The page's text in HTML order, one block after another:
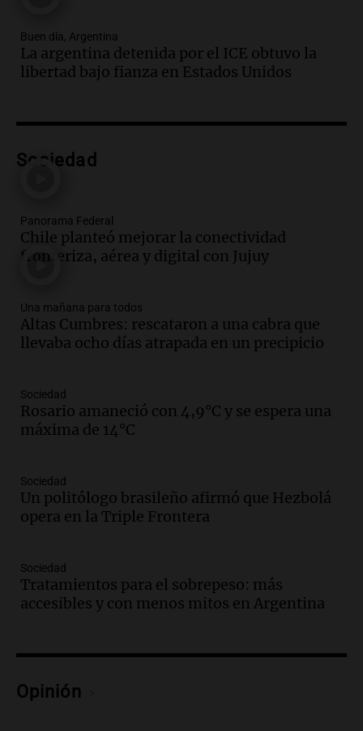
Audio.La inflación en Buenos Aires se
acelera al 2,9% en julio y anticipa datos
oficiales
luminarias públicas destruidas en 14
Episodios
Audio.San Miguel de Tucumán:
vandalismo destruye 433 luminarias
públicas en 14 meses y afecta la
Panorama Federal
Episodios
Audio.Secuestran 28 bultos de
mercadería extranjera en control
Panorama Federal
Episodios
Audio.Mujer de 92 años fallece
Panorama Federal
Episodios
Detienen a Sergio Fárez por
diciembre de 2025
Panorama Federal
Episodios
trágica muerte en Villa Mercedes
Panorama Federal
Episodios
Buen día, Argentina
La argentina detenida por el ICE obtuvo la
libertad bajo fianza en Estados Unidos
Sociedad
Panorama Federal
Chile planteó mejorar la conectividad
fronteriza, aérea y digital con Jujuy
Una mañana para todos
Altas Cumbres: rescataron a una cabra que
llevaba ocho días atrapada en un precipicio
Sociedad
Rosario amaneció con 4,9°C y se espera una
máxima de 14°C
Sociedad
Un politólogo brasileño afirmó que Hezbolá
opera en la Triple Frontera
Sociedad
Tratamientos para el sobrepeso: más
accesibles y con menos mitos en Argentina
Opinión